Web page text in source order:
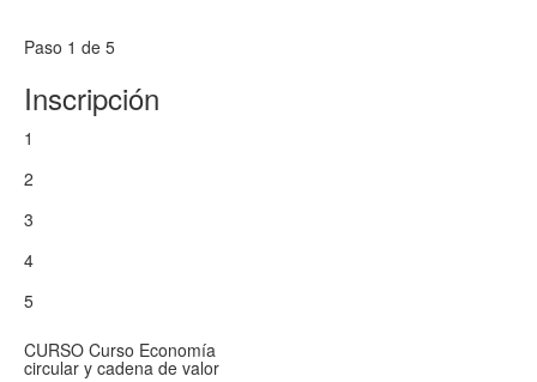
Paso 1 de 5
Inscripción
1
2
3
4
5
CURSO Curso Economía
circular y cadena de valor